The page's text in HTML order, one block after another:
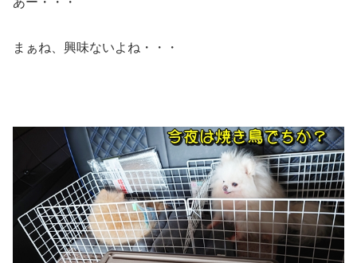
まぁね、興味ないよね・・・